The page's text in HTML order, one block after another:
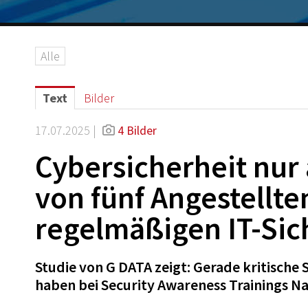
Alle
Text Bilder
17.07.2025 | 4 Bilder
Cybersicherheit nur
von fünf
regelmäßigen IT-
Studie von G DATA zeigt: Gerade
haben bei Security Awareness Trainings